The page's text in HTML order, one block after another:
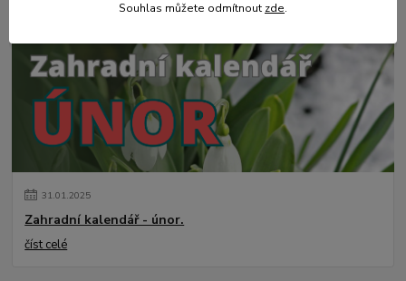
31.01.2025
Zahradní kalendář - únor.
číst celé
Souhlas můžete odmítnout zde.